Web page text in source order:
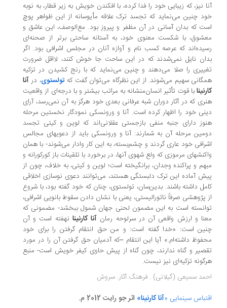
نیز، که زیبایی خود را فدا کرده، با افکندن خویش به زیر قطار، به نوبه
چنین می‌نماید که تجسد ترک علاقه مأیوسانه از این ظواهر پوچ
که بدان آسانی در آن مظفر و پیروز بود. مع‌الوصف، این عاشق و
با شکست معنوی خود، به آستانه ساحتی برتر از صحنه‌ای
که عرصه کسب نام و آوازه آنان در مجلس اشرافی بود. اگر
نایل نمی‌شدند که در این ساحت جا خوش کنند، لااقل ضرورت
را صلا می‌دهند و چنین می‌نماید که با رنج کشیدن در تزکیه
سهیم می‌شوند. از این نظرگاه می‌توان گفت کهتولستوی، درآنا
با قوت تأثیر انسان‌منشانه به مراتب بیشتر و با درجه‌ای از واقعیت
که در آثار دوران شبه عرفانی بعدی خود هرگز به آن نمی‌رسد، آرای
خود را اظهار کرده است. آنا و ورونسکی نمودگار نخستین مرحله
دارای جنبه منفی بازجستی عقلانی‌اند که لوین و کیتی تجسد
مرحله آن به شمارند: آنا و ورونسکی باید از دعویهای مجالس
خود عاری گردند و چشم‌بسته، به این کار وادار می‌شوند- با همان
مرموزی که ولع شهوی آنها، در برخورد با تلقینات باز کورکورانه و
و پراکنده وجدان، برانگیخته است؛ لوین و کیتی، به خلاف، چون از
آماده این ترک دلبستگی هستند، می‌توانند دعوی نوسازی اخلاقی
داشته باشند. بدین‌سان، تولستوی، چنان که خود گفته بود، با شروع
پژوهشی صرفاً ناتورالیستی، یعنی با نشان دادن سقوط بانویی اشرافی،
است به این مضمون لحنی جهان شمول ببخشد- مضمونی که
و ارزش واقعی آن در سرلوحه رمان آنا کارنینانهفته است و آن
است: «خدا گفته است: و من حق انتقام گرفتن را برای خود
داشته‌ام.» آیا این انتقام –که آدمیان حق گرفتن آن را در مورد
و گناه ندارند، چون گناه از پیش حاوی کیفر خویش است- منبع
تزکیه‌ای نیز نیست.
سمیعی (گیلانی) . فرهنگ آثار. سروش
سینمایی «آنا کارنینا»اثر جو رایت 2012 م.